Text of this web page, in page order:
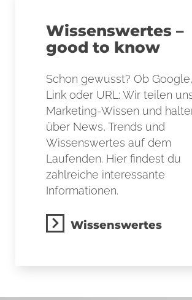
Wissenswertes –
good to know
Schon gewusst? Ob
Link oder URL: Wir teilen
Marketing-Wissen und
über News, Trends und
Wissenswertes auf dem
Laufenden. Hier findest du
zahlreiche interessante
Informationen.
Wissenswertes